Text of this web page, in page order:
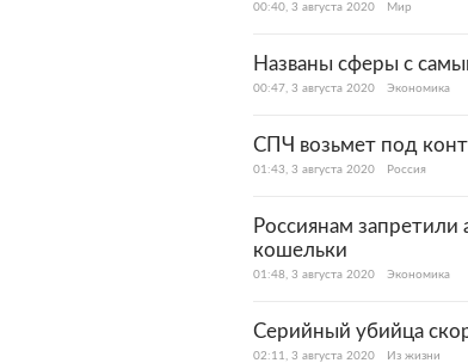
00:40, 3 августа 2020 Мир
Названы сферы с
00:47, 3 августа 2020 Экономика
СПЧ возьмет под
01:43, 3 августа 2020 Россия
Россиянам
кошельки
01:48, 3 августа 2020 Экономика
Серийный убийца
02:11, 3 августа 2020 Из жизни